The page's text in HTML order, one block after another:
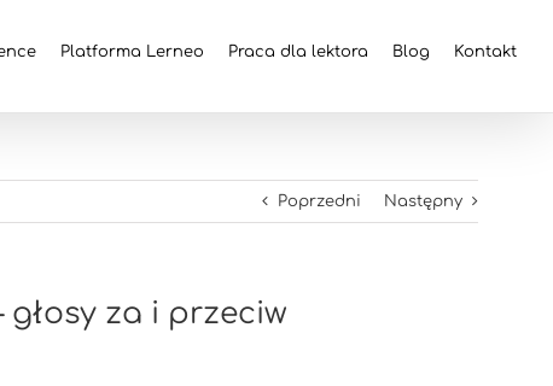
Platforma Lerneo Praca dla lektora Blog Kontakt
Poprzedni Następny
za i przeciw